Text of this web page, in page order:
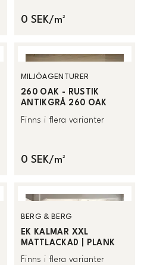
0 SEK/m²
MILJÖAGENTURER
260 OAK - RUSTIK
ANTIKGRÅ 260 OAK
Finns i flera varianter
0 SEK/m²
BERG & BERG
EK KALMAR XXL
MATTLACKAD | PLANK
Finns i flera varianter